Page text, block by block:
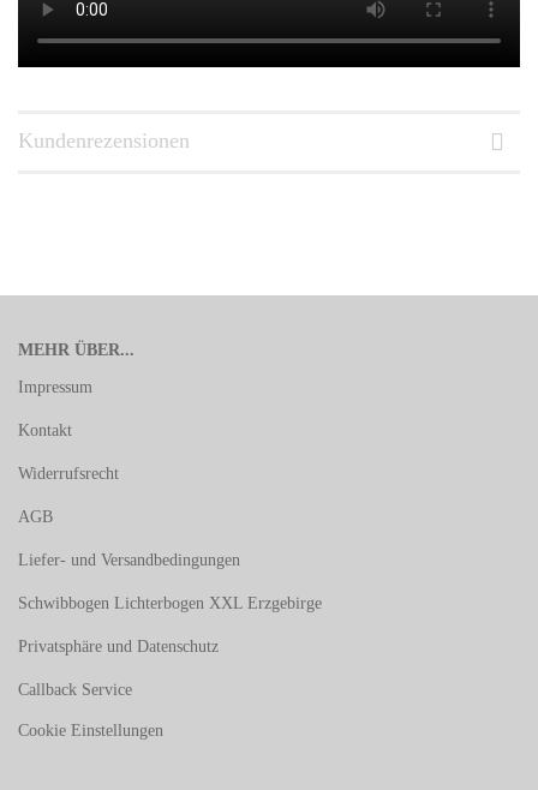
Kundenrezensionen
MEHR ÜBER...
Impressum
Kontakt
Widerrufsrecht
AGB
Liefer- und Versandbedingungen
Schwibbogen Lichterbogen XXL Erzgebirge
Privatsphäre und Datenschutz
Callback Service
Cookie Einstellungen